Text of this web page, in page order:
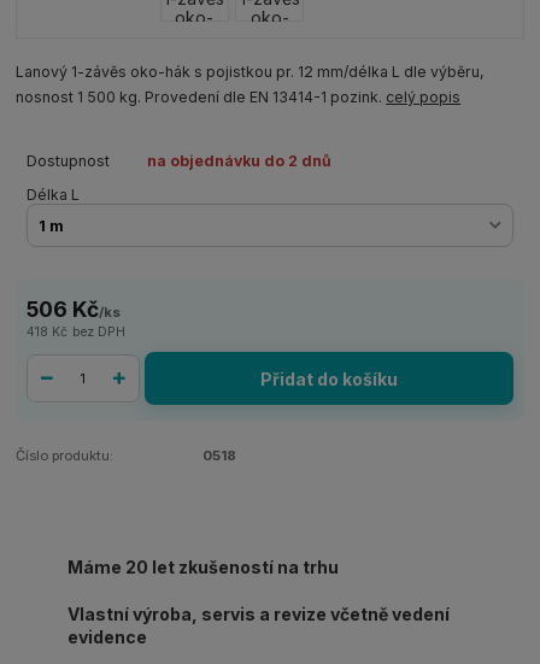
Lanový 1-závěs oko-hák s pojistkou pr. 12 mm/délka L dle výběru,
nosnost 1 500 kg. Provedení dle EN 13414-1 pozink. celý popis
Dostupnost
na objednávku do 2 dnů
Délka L
506 Kč/ks
418 Kč bez DPH
Přidat do košíku
Číslo produktu: 0518
Máme 20 let zkušeností na trhu
Vlastní výroba, servis a revize včetně vedení
evidence